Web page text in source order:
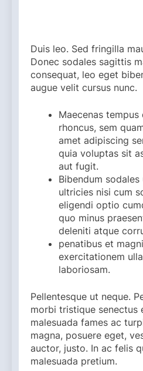
Duis leo. Sed fringilla
Donec sodales sagittis
consequat, leo eget
augue velit cursus nunc.
Maecenas
rhoncus, sem
amet adipiscing
quia voluptas sit
aut fugit.
Bibendum
ultricies nisi cum
eligendi optio
quo minus
deleniti atque
penatibus et
exercitationem
laboriosam.
Pellentesque ut neque.
morbi tristique senectus
malesuada fames ac
magna, posuere eget,
auctor, justo. In ac felis
malesuada pretium.